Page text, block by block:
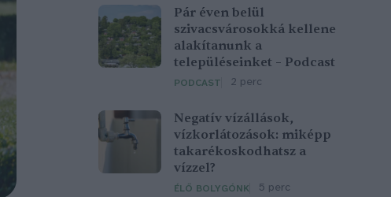
Pár éven belül
szivacsvárosokká kellene
alakítanunk a
településeinket – Podcast
PODCAST 2 perc
Negatív vízállások,
vízkorlátozások: miképp
takarékoskodhatsz a
vízzel?
ÉLŐ BOLYGÓNK 5 perc